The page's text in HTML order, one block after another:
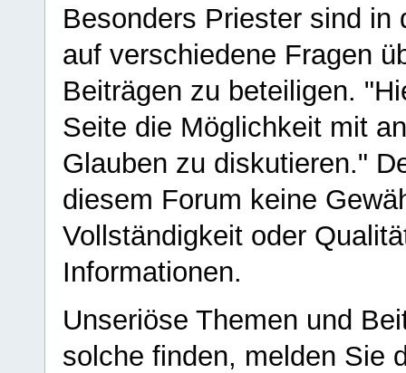
Besonders Priester sind in
auf verschiedene Fragen
Beiträgen zu beteiligen.
Seite die Möglichkeit mit
Glauben zu diskutieren."
diesem Forum keine
Vollständigkeit oder
Informationen.
Unseriöse Themen und
solche finden, melden Sie